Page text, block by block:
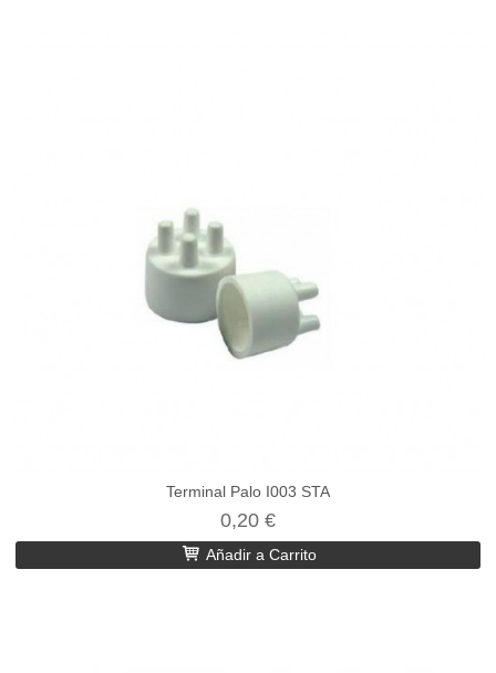
Terminal Palo I003 STA
0,20 €
Añadir a Carrito